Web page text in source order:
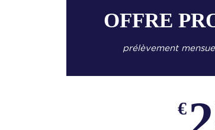
OFFRE
prélèvement
€